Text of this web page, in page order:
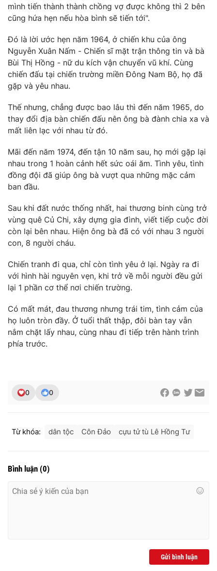
mình tiến thành thành chồng vợ được không thì 2 bên
cũng hứa hẹn nếu hòa bình sẽ tiến tới".
Đó là lời ước hẹn năm 1964, ở chiến khu của ông
Nguyễn Xuân Nấm - Chiến sĩ mặt trận thông tin và bà
Bùi Thị Hồng - nữ du kích vận chuyển vũ khí. Cùng
chiến đấu tại chiến trường miền Đông Nam Bộ, họ đã
gặp và yêu nhau.
Thế nhưng, chẳng được bao lâu thì đến năm 1965, do
thay đổi địa bàn chiến đấu nên ông bà đành chia xa và
mất liên lạc với nhau từ đó.
Mãi đến năm 1974, đến tận 10 năm sau, họ mới gặp lại
nhau trong 1 hoàn cảnh hết sức oái ăm. Tình yêu, tình
đồng đội đã giúp ông bà vượt qua những mặc cảm
ban đầu.
Sau khi đất nước thống nhất, hai thương binh cùng trở
vùng quê Củ Chi, xây dựng gia đình, viết tiếp cuộc đời
còn lại bên nhau. Hiện ông bà đã có với nhau 3 người
con, 8 người cháu.
Chiến tranh đi qua, chỉ còn tình yêu ở lại. Ngày ra đi
với hình hài nguyên vẹn, khi trở về mỗi người đều gửi
lại 1 phần cơ thể nơi chiến trường.
Có mất mát, đau thương nhưng trái tim, tình cảm của
họ luôn tròn đầy. Ở tuổi thất thập, đôi bàn tay vẫn
nắm chặt lấy nhau, cùng nhau đi tiếp trên hành trình
phía trước.
0 0
Từ khóa: dân tộc Côn Đảo cựu tử tù Lê Hồng Tư
Bình luận (0)
Gửi bình luận